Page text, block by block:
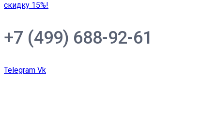
скидку 15%!
+7 (499) 688-92-61
Telegram Vk